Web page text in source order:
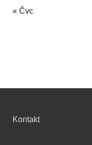
« Čvc
Kontakt